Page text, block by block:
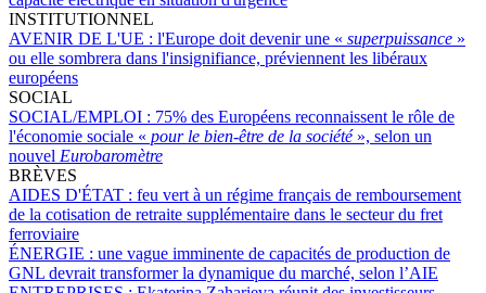
INSTITUTIONNEL
AVENIR DE L'UE : l'Europe doit devenir une « superpuissance »
ou elle sombrera dans l'insignifiance, préviennent les libéraux
européens
SOCIAL
SOCIAL/EMPLOI : 75% des Européens reconnaissent le rôle de
l'économie sociale « pour le bien-être de la société », selon un
nouvel Eurobaromètre
BRÈVES
AIDES D'ÉTAT : feu vert à un régime français de remboursement
de la cotisation de retraite supplémentaire dans le secteur du fret
ferroviaire
ÉNERGIE : une vague imminente de capacités de production de
GNL devrait transformer la dynamique du marché, selon l’AIE